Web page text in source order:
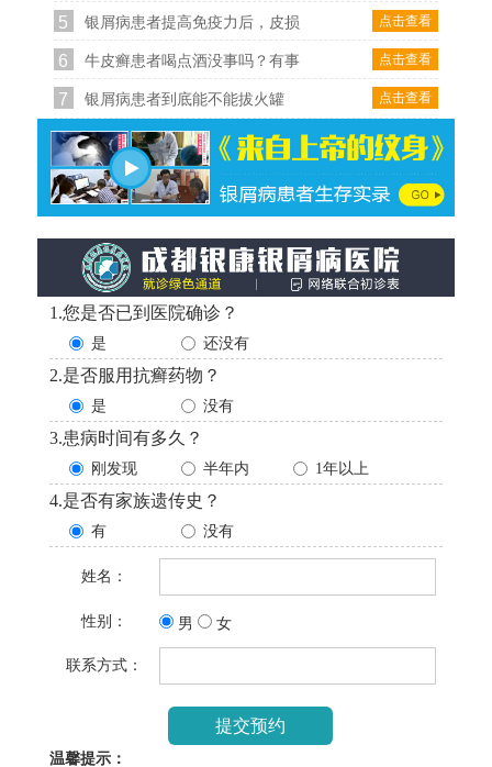
5 点击查看
银屑病患者提高免疫力后，皮损
6 点击查看
牛皮癣患者喝点酒没事吗？有事
7 点击查看
银屑病患者到底能不能拔火罐
1.您是否已到医院确诊？
是 还没有
2.是否服用抗癣药物？
是 没有
3.患病时间有多久？
刚发现 半年内 1年以上
4.是否有家族遗传史？
有 没有
姓名：
性别： 男 女
联系方式：
温馨提示：